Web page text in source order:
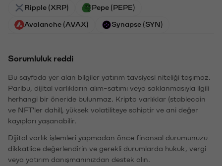
Ripple (XRP) Pepe (PEPE)
Avalanche (AVAX) Synapse (SYN)
Sorumluluk reddi
Bu sayfada yer alan bilgiler yatırım tavsiyesi niteliği taşımaz.
Paribu, dijital varlıkların alım-satımı veya saklanmasıyla ilgili
herhangi bir öneride bulunmaz. Kripto varlıklar (stablecoin
ve NFT'ler dahil), yüksek volatiliteye sahiptir ve ani değer
kayıpları yaşanabilir.
Dijital varlık işlemleri yapmadan önce finansal durumunuzu
dikkatlice değerlendirin ve gerekli durumlarda hukuk, vergi
veya yatırım danışmanınızdan destek alın.